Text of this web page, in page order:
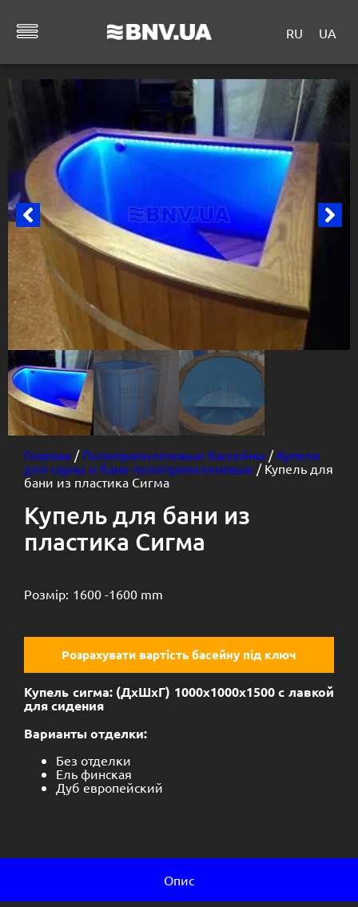
RU UA
Главная / Полипропиленовые бассейны / Купели
для сауны и бани полипропиленовые / Купель для
бани из пластика Сигма
Купель для бани из
пластика Сигма
Розмір: 1600 -1600 mm
Розрахувати вартість басейну під ключ
Купель сигма: (ДхШхГ) 1000х1000х1500 с лавкой
для сидения
Варианты отделки:
Без отделки
Ель финская
Дуб европейский
Опис